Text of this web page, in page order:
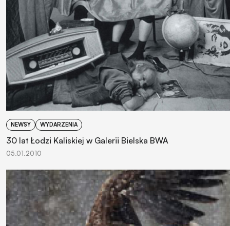
NEWSY WYDARZENIA
30 lat Łodzi Kaliskiej w Galerii Bielska BWA
05.01.2010